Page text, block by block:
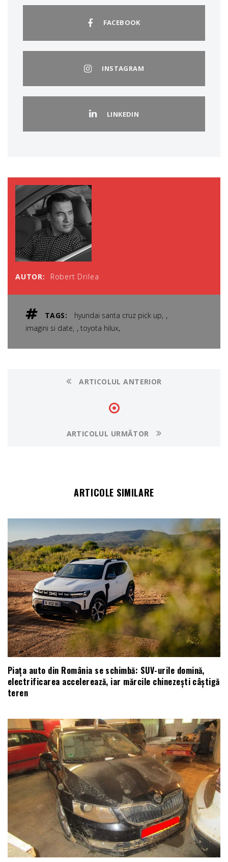
FACEBOOK
INSTAGRAM
LINKEDIN
AUTOR: Robert Drilea
TAGS: hyundai santa cruz pick up ,
imagini si date , toyota hilux,
ARTICOLUL ANTERIOR
ARTICOLUL URMĂTOR
ARTICOLE SIMILARE
Piața auto din România se schimbă: SUV-urile domină,
electrificarea accelerează, iar mărcile chinezești câștigă
teren